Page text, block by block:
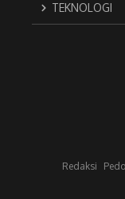
TEKNOLOGI
Redaksi